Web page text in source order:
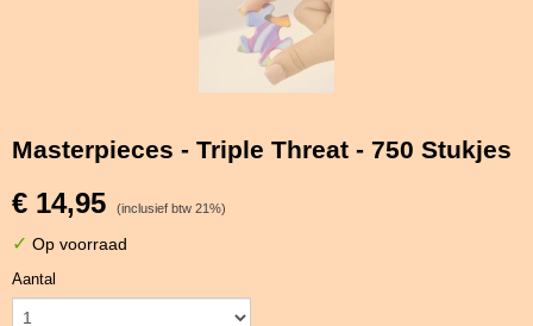
Masterpieces - Triple Threat - 750 Stukjes
€ 14,95 (inclusief btw 21%)
✓ Op voorraad
Aantal